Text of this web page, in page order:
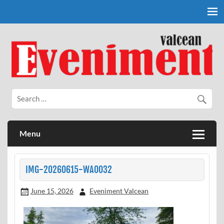
Eveniment Valcean
Menu
IMG-20260615-WA0032
June 15, 2026 Eveniment Valcean